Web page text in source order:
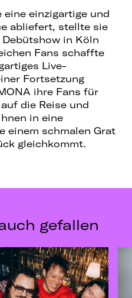
einzigartige und
abliefert, stellte sie
in Köln
Fans schaffte
Live-
Fortsetzung
ihre Fans für
die Reise und
in eine
einem schmalen Grat
gleichkommt.
gefallen